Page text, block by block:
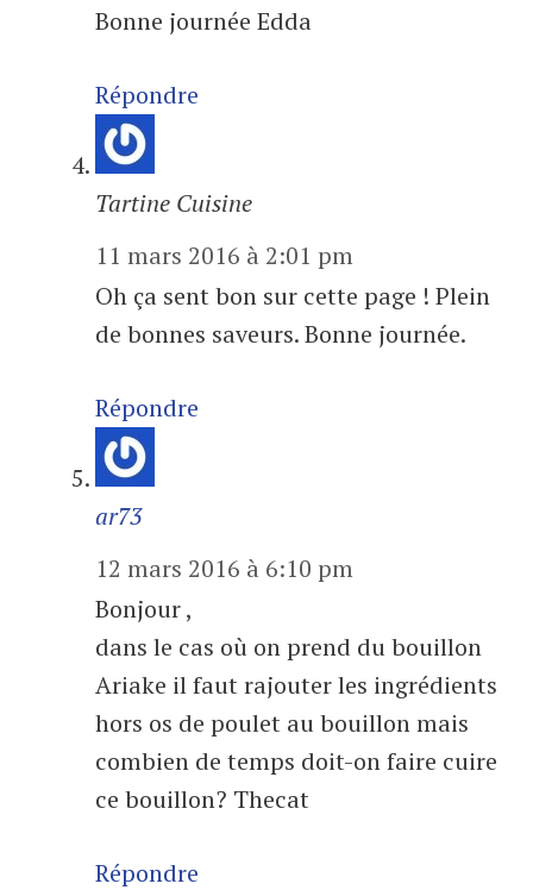
Bonne journée Edda
Répondre
Tartine Cuisine
11 mars 2016 à 2:01 pm
Oh ça sent bon sur cette page ! Plein
de bonnes saveurs. Bonne journée.
Répondre
ar73
12 mars 2016 à 6:10 pm
Bonjour ,
dans le cas où on prend du bouillon
Ariake il faut rajouter les ingrédients
hors os de poulet au bouillon mais
combien de temps doit-on faire cuire
ce bouillon? Thecat
Répondre